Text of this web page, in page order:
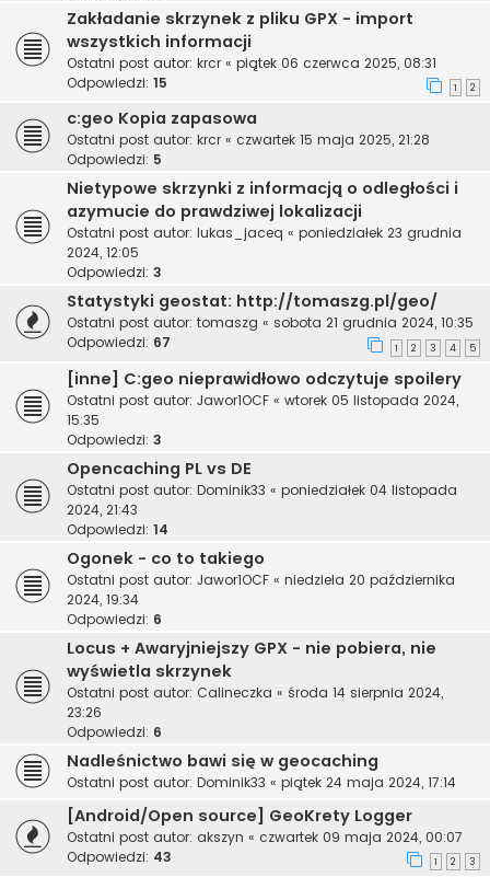
Zakładanie skrzynek z pliku GPX - import
wszystkich informacji
Ostatni post autor: krcr « piątek 06 czerwca 2025, 08:31
Odpowiedzi: 15 1 2
c:geo Kopia zapasowa
Ostatni post autor: krcr « czwartek 15 maja 2025, 21:28
Odpowiedzi: 5
Nietypowe skrzynki z informacją o odległości i
azymucie do prawdziwej lokalizacji
Ostatni post autor: lukas_jaceq « poniedziałek 23 grudnia
2024, 12:05
Odpowiedzi: 3
Statystyki geostat: http://tomaszg.pl/geo/
Ostatni post autor: tomaszg « sobota 21 grudnia 2024, 10:35
Odpowiedzi: 67 1 2 3 4 5
[inne] C:geo nieprawidłowo odczytuje spoilery
Ostatni post autor: Jawor1OCF « wtorek 05 listopada 2024,
15:35
Odpowiedzi: 3
Opencaching PL vs DE
Ostatni post autor: Dominik33 « poniedziałek 04 listopada
2024, 21:43
Odpowiedzi: 14
Ogonek - co to takiego
Ostatni post autor: Jawor1OCF « niedziela 20 października
2024, 19:34
Odpowiedzi: 6
Locus + Awaryjniejszy GPX - nie pobiera, nie
wyświetla skrzynek
Ostatni post autor: Calineczka « środa 14 sierpnia 2024,
23:26
Odpowiedzi: 6
Nadleśnictwo bawi się w geocaching
Ostatni post autor: Dominik33 « piątek 24 maja 2024, 17:14
[Android/Open source] GeoKrety Logger
Ostatni post autor: akszyn « czwartek 09 maja 2024, 00:07
Odpowiedzi: 43 1 2 3